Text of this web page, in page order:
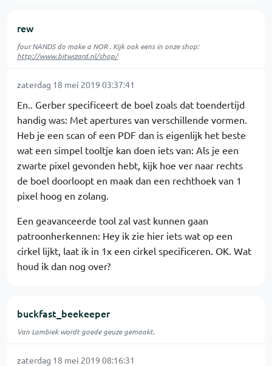
rew
four NANDS do make a NOR . Kijk ook eens in onze shop:
http://www.bitwizard.nl/shop/
zaterdag 18 mei 2019 03:37:41
En.. Gerber specificeert de boel zoals dat toendertijd
handig was: Met apertures van verschillende vormen.
Heb je een scan of een PDF dan is eigenlijk het beste
wat een simpel tooltje kan doen iets van: Als je een
zwarte pixel gevonden hebt, kijk hoe ver naar rechts
de boel doorloopt en maak dan een rechthoek van 1
pixel hoog en zolang.
Een geavanceerde tool zal vast kunnen gaan
patroonherkennen: Hey ik zie hier iets wat op een
cirkel lijkt, laat ik in 1x een cirkel specificeren. OK. Wat
houd ik dan nog over?
buckfast_beekeeper
Van Lambiek wordt goede geuze gemaakt.
zaterdag 18 mei 2019 08:16:31